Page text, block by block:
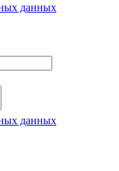
данных
данных